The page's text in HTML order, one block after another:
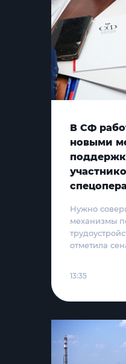
В СФ
новыми
Нужно
механизмы
отметила
13:35